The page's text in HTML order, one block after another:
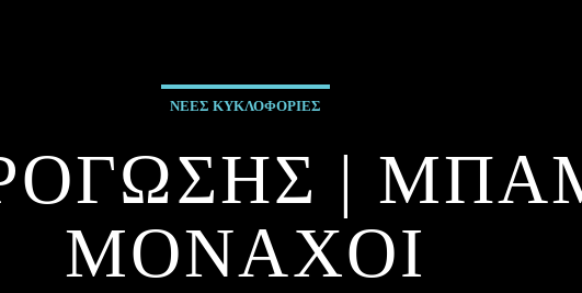
ΝΕΕΣ ΚΥΚΛΟΦΟΡΙΕΣ
|
ΜΟΝΑΧΟΙ